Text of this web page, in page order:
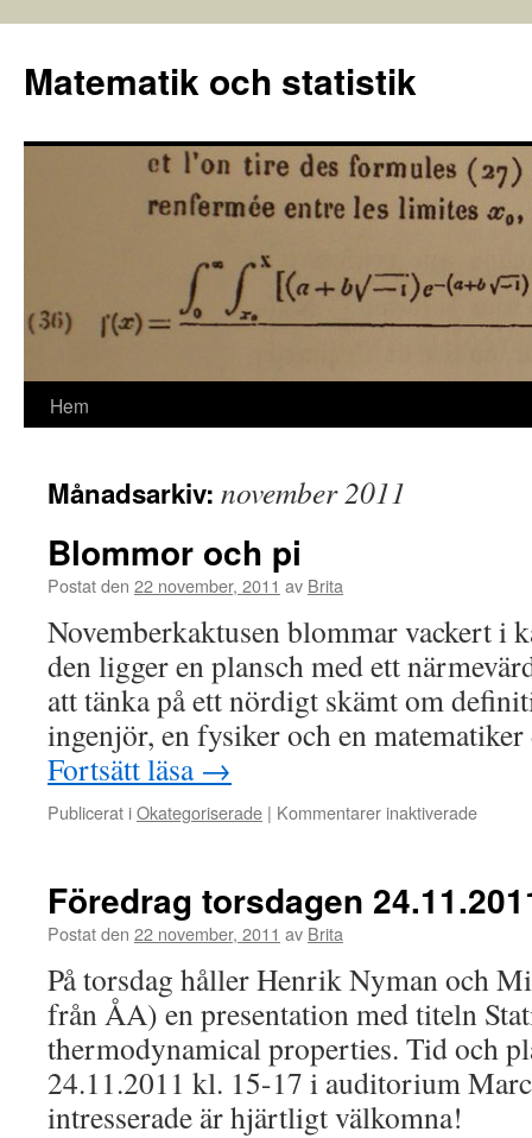
innehåll
Matematik och statistik
Hem
Månadsarkiv: november 2011
Blommor och pi
Postat den 22 november, 2011 av Brita
Novemberkaktusen blommar vackert
den ligger en plansch med ett
att tänka på ett nördigt skämt om
ingenjör, en fysiker och en
Fortsätt läsa →
Publicerat iOkategoriserade | Kommentarer inaktiveradeför
Föredrag torsdagen
Postat den 22 november, 2011 av Brita
På torsdag håller Henrik Nyman och
från ÅA) en presentation med titeln
thermodynamical properties. Tid och
24.11.2011 kl. 15-17 i auditorium
intresserade är hjärtligt välkomna!